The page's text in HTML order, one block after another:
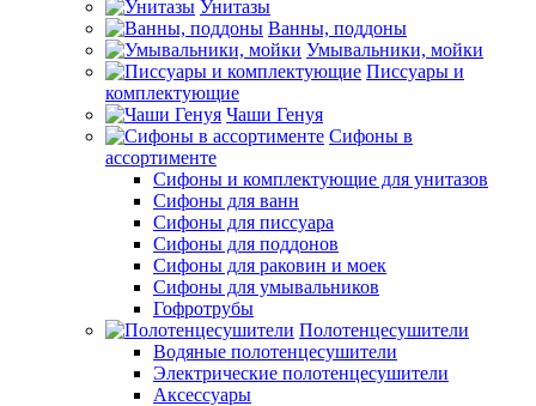
Унитазы
Ванны, поддоны
Умывальники, мойки
Писсуары и
комплектующие
Чаши Генуя
Сифоны в
ассортименте
Сифоны и комплектующие для унитазов
Сифоны для ванн
Сифоны для писсуара
Сифоны для поддонов
Сифоны для раковин и моек
Сифоны для умывальников
Гофротрубы
Полотенцесушители
Водяные полотенцесушители
Электрические полотенцесушители
Аксессуары